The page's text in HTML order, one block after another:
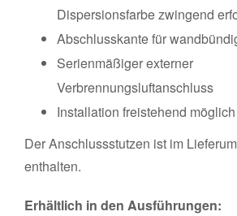
Dispersionsfarbe zwingend
Abschlusskante für
Serienmäßiger externer
Verbrennungsluftanschluss
Installation freistehend möglich
Der Anschlussstutzen ist im
enthalten.
Erhältlich in den Ausführungen: